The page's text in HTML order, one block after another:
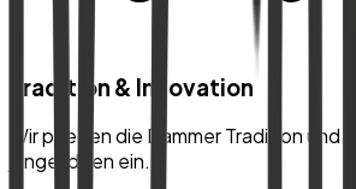
Tradition & Innovation
Wir pflegen die Dammer Tradition und
junge Ideen ein.